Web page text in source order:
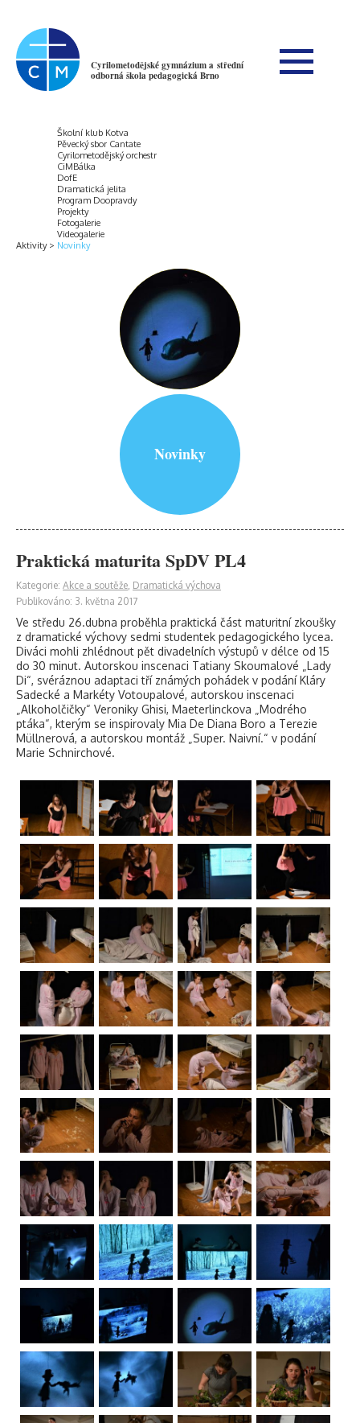
Cyrilometodějské gymnázium a střední
odborná škola pedagogická Brno
Aktivity
Školní klub Kotva
Pěvecký sbor Cantate
Cyrilometodějský orchestr
CiMBálka
DofE
Dramatická jelita
Program Doopravdy
Projekty
Fotogalerie
Videogalerie
Novinky
Novinky
Praktická maturita SpDV PL4
Kategorie: Akce a soutěže, Dramatická výchova
Publikováno: 3. května 2017
Ve středu 26.dubna proběhla praktická část maturitní zkoušky
z dramatické výchovy sedmi studentek pedagogického lycea.
Diváci mohli zhlédnout pět divadelních výstupů v délce od 15
do 30 minut. Autorskou inscenaci Tatiany Skoumalové „Lady
Di“, svéráznou adaptaci tří známých pohádek v podání Kláry
Sadecké a Markéty Votoupalové, autorskou inscenaci
„Alkoholčičky“ Veroniky Ghisi, Maeterlinckova „Modrého
ptáka“, kterým se inspirovaly Mia De Diana Boro a Terezie
Müllnerová, a autorskou montáž „Super. Naivní.“ v podání
Marie Schnirchové.